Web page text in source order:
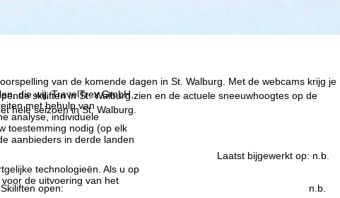
die wij, TravelTrex GmbH,
met behulp van
analyse, individuele
toestemming nodig (op elk
aanbieders in derde landen
technologieën. Als u op
de uitvoering van het
van de komende dagen in St. Walburg. Met de webcams krijg je
skiliften in St. Walburg zien en de actuele sneeuwhoogtes op de
hele seizoen in St. Walburg.
Laatst bijgewerkt op: n.b.
Skiliften open: n.b.